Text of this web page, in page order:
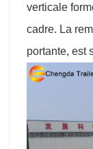
verticale
cadre. La
portante, est